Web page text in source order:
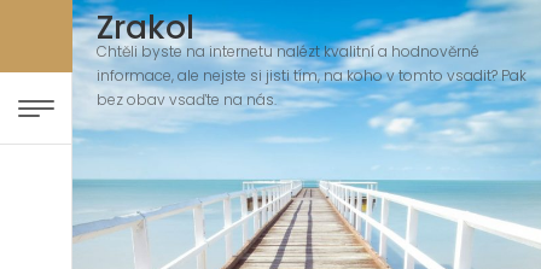
Zrakol
Chtěli byste na internetu nalézt kvalitní a hodnověrné
informace, ale nejste si jisti tím, na koho v tomto vsadit? Pak
bez obav vsaďte na nás.